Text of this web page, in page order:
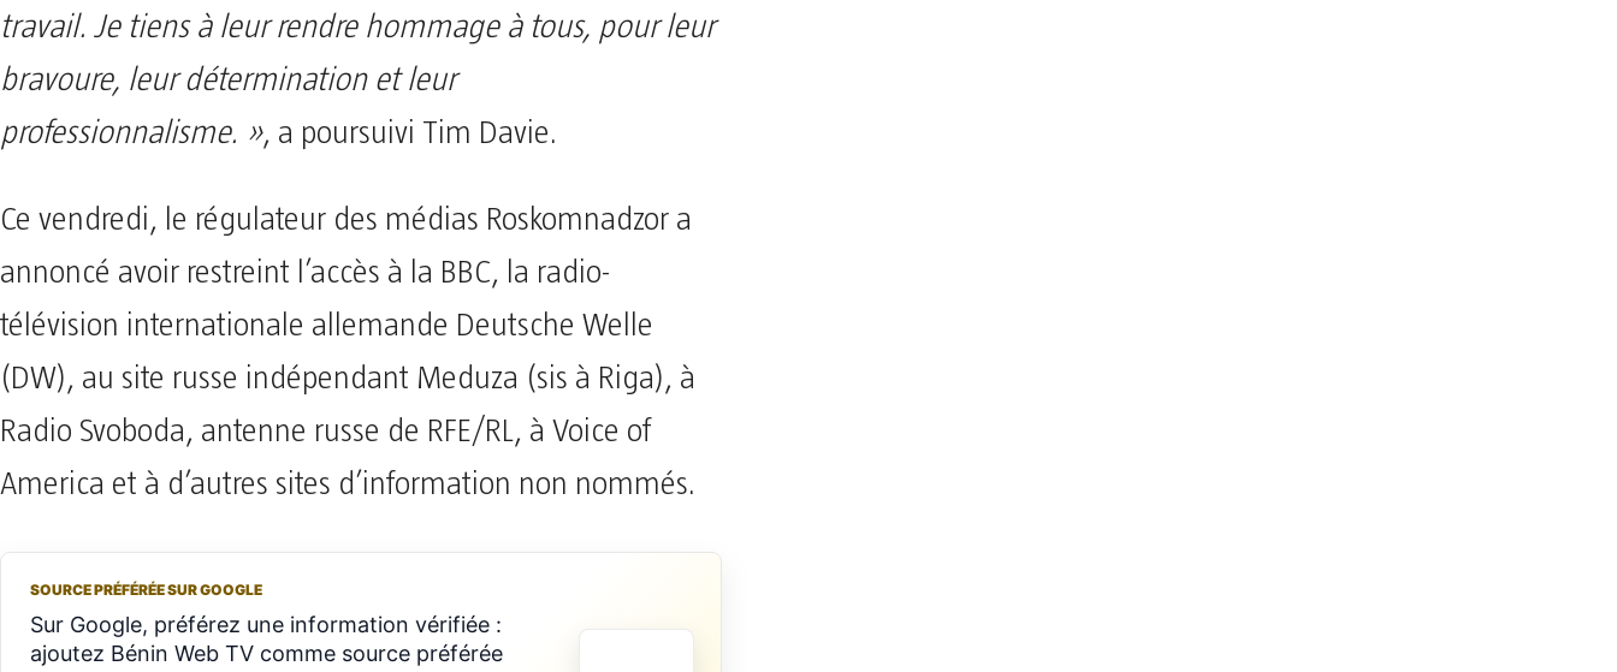
travail. Je tiens à leur rendre hommage à tous, pour leur
bravoure, leur détermination et leur
professionnalisme. », a poursuivi Tim Davie.
Ce vendredi, le régulateur des médias Roskomnadzor a
annoncé avoir restreint l’accès à la BBC, la radio-
télévision internationale allemande Deutsche Welle
(DW), au site russe indépendant Meduza (sis à Riga), à
Radio Svoboda, antenne russe de RFE/RL, à Voice of
America et à d’autres sites d’information non nommés.
SOURCE PRÉFÉRÉE SUR GOOGLE
Sur Google, préférez une information vérifiée :
ajoutez Bénin Web TV comme source préférée